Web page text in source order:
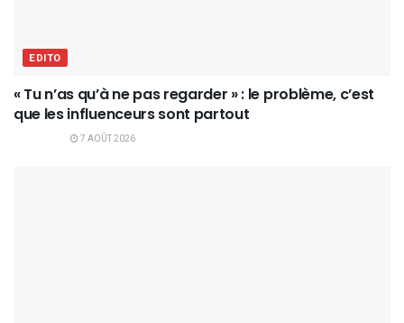
EDITO
« Tu n’as qu’à ne pas regarder » : le problème, c’est
que les influenceurs sont partout
7 AOÛT 2026